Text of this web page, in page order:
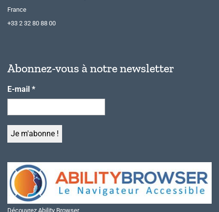
France
+33 2 32 80 88 00
Abonnez-vous à notre newsletter
E-mail *
Découvrez Ability Browser